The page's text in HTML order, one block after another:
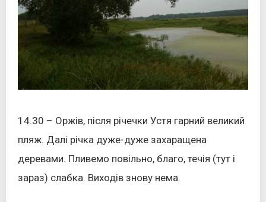
14.30 – Оржів, після річечки Устя гарний великий
пляж. Далі річка дуже-дуже захаращена
деревами. Пливемо повільно, благо, течія (тут і
зараз) слабка. Виходів знову нема.